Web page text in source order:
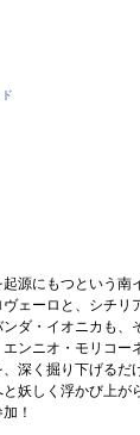
源にもつという南
ェーロと、シチリ
ダ・イオニカも、
ンニオ・モリコー
深く掘り下げるだ
妖しく浮かび上が
！